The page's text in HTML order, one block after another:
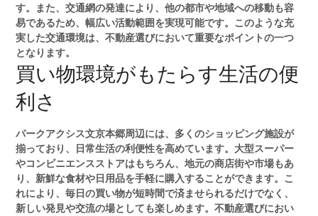
す。また、交通網の発達により、他の都市や地域への移動も容
易であるため、幅広い活動範囲を実現可能です。このような充
実した交通環境は、不動産選びにおいて重要なポイントの一つ
となります。
買い物環境がもたらす生活の便
利さ
パークアクシス文京本郷周辺には、多くのショッピング施設が
揃っており、日常生活の利便性を高めています。大型スーパー
やコンビニエンスストアはもちろん、地元の商店街や市場もあ
り、新鮮な食材や日用品を手軽に購入することができます。こ
れにより、毎日の買い物が短時間で済ませられるだけでなく、
新しい発見や交流の場としても楽しめます。不動産選びにおい